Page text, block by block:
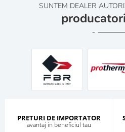
SUNTEM DEALER
PRETURI DE IMPORTATOR
avantaj in beneficiul tau